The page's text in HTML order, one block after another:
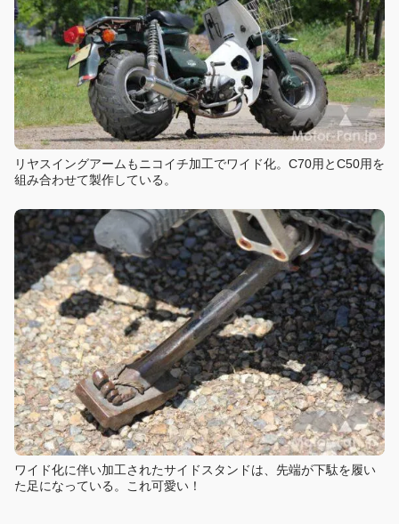
リヤスイングアームもニコイチ加工でワイド化。C70用とC50用を
組み合わせて製作している。
ワイド化に伴い加工されたサイドスタンドは、先端が下駄を履い
た足になっている。これ可愛い！